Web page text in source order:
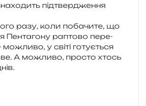
під­твер­дже­н­ня
разу, коли поба­чи­те, що
Пентагону рапто­во пере­
у світі готу­є­ться
А можли­во, про­сто хтось